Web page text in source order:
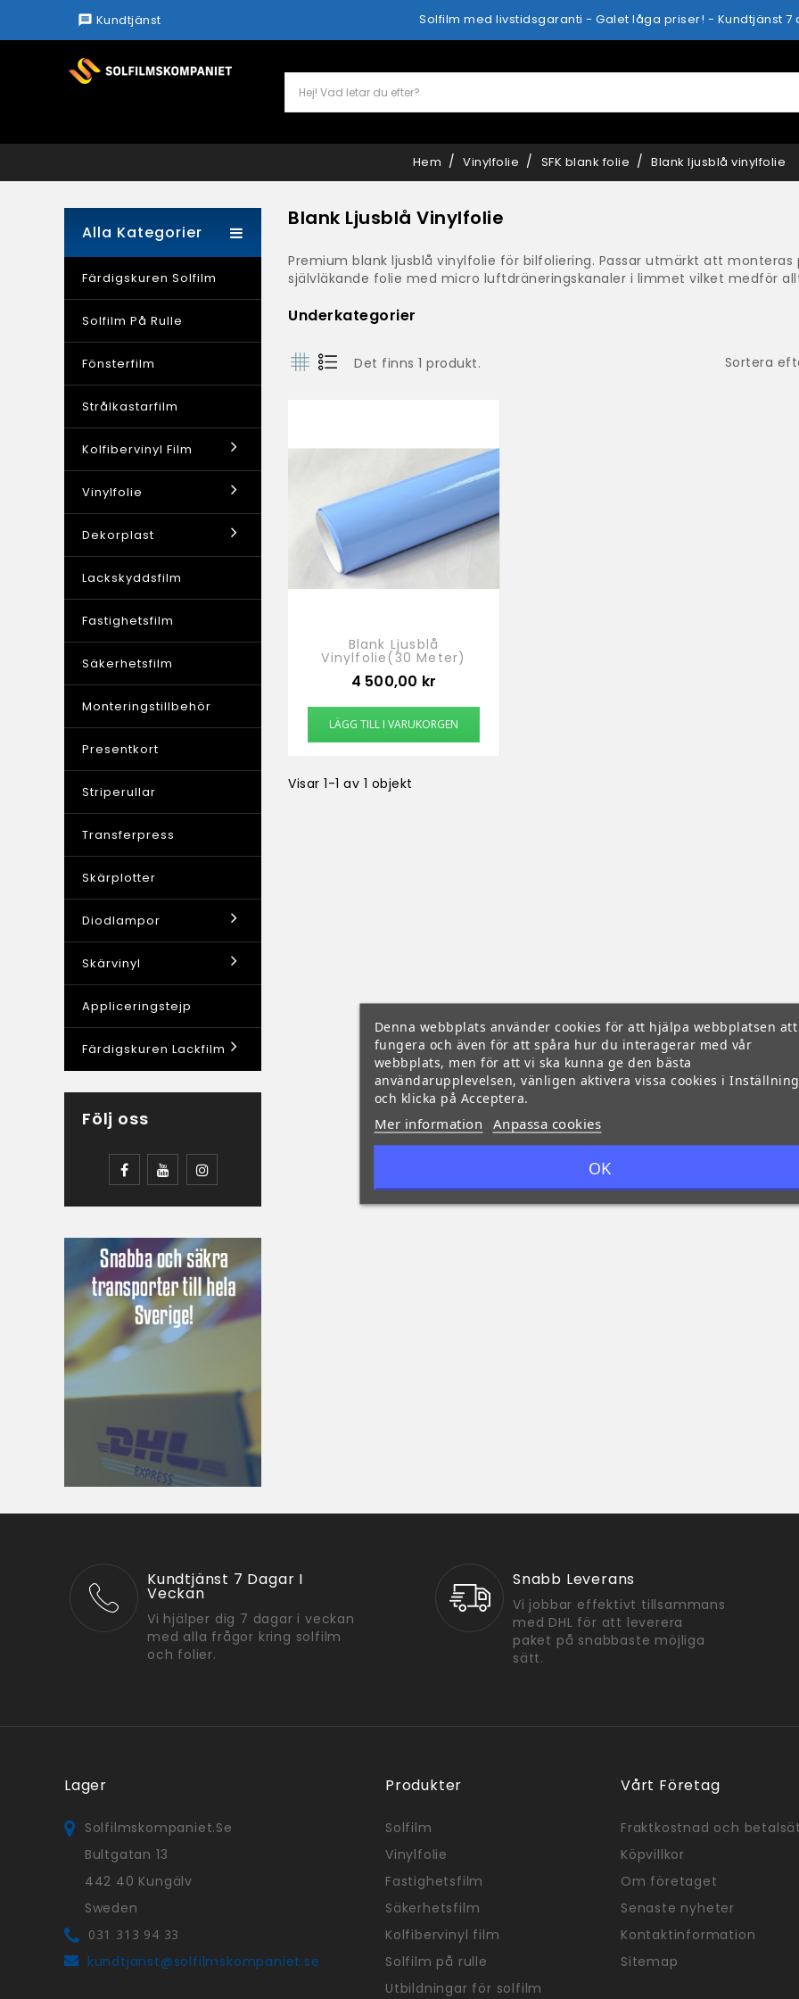
message Kundtjänst Solfilm med livstidsgaranti - Galet låga priser! - Kundtjänst 7
Hem Vinylfolie SFK blank folie Blank ljusblå vinylfolie
Alla Kategorier
Färdigskuren Solfilm
Solfilm På Rulle
Fönsterfilm
Strålkastarfilm
Kolfibervinyl Film
Vinylfolie
Dekorplast
Lackskyddsfilm
Fastighetsfilm
Säkerhetsfilm
Monteringstillbehör
Presentkort
Striperullar
Transferpress
Skärplotter
Diodlampor
Skärvinyl
Appliceringstejp
Färdigskuren Lackfilm
Följ oss
Blank Ljusblå Vinylfolie
Premium blank ljusblå vinylfolie för bilfoliering. Passar utmärkt att
självläkande folie med micro luftdräneringskanaler i limmet vilket medför
Underkategorier
Det finns 1 produkt. Sortera
Blank Ljusblå
Vinylfolie(30 Meter)
Pris
4 500,00 kr
LÄGG TILL I VARUKORGEN
Visar 1-1 av 1 objekt
Kundtjänst 7 Dagar I
Veckan
Vi hjälper dig 7 dagar i veckan
med alla frågor kring solfilm
och folier.
Snabb Leverans
Vi jobbar effektivt tillsammans
med DHL för att leverera
paket på snabbaste möjliga
sätt.
Lager
Solfilmskompaniet.se
Bultgatan 13
442 40 Kungälv
Sweden
031 313 94 33
kundtjanst@solfilmskompaniet.se
Produkter
Solfilm
Vinylfolie
Fastighetsfilm
Säkerhetsfilm
Kolfibervinyl film
Solfilm på rulle
Utbildningar för solfilm
Vårt Företag
Fraktkostnad och
Köpvillkor
Om företaget
Senaste nyheter
Kontaktinformation
Sitemap
Denna webbplats använder cookies för att hjälpa webbplatsen att
fungera och även för att spåra hur du interagerar med vår
webbplats, men för att vi ska kunna ge den bästa
användarupplevelsen, vänligen aktivera vissa cookies i
och klicka på Acceptera.
Mer information Anpassa cookies
OK